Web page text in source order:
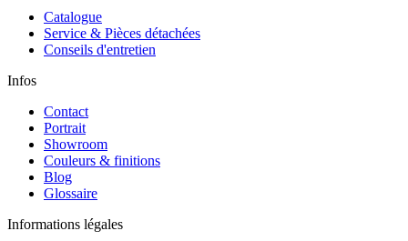
Catalogue
Service & Pièces détachées
Conseils d'entretien
Infos
Contact
Portrait
Showroom
Couleurs & finitions
Blog
Glossaire
Informations légales